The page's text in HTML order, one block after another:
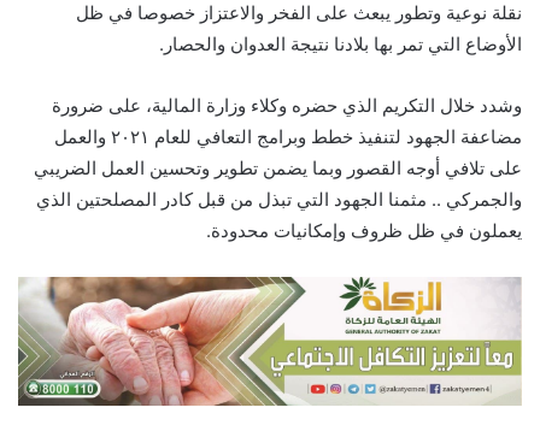
نقلة نوعية وتطور يبعث على الفخر والاعتزاز خصوصا في ظل
الأوضاع التي تمر بها بلادنا نتيجة العدوان والحصار.
وشدد خلال التكريم الذي حضره وكلاء وزارة المالية، على ضرورة
مضاعفة الجهود لتنفيذ خطط وبرامج التعافي للعام ٢٠٢١ والعمل
على تلافي أوجه القصور وبما يضمن تطوير وتحسين العمل الضريبي
والجمركي .. مثمنا الجهود التي تبذل من قبل كادر المصلحتين الذي
يعملون في ظل ظروف وإمكانيات محدودة.